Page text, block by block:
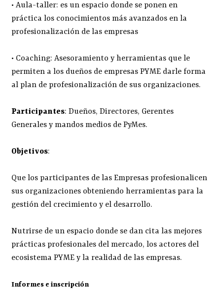
• Aula-taller: es un espacio donde se ponen en
práctica los conocimientos más avanzados en la
profesionalización de las empresas
• Coaching: Asesoramiento y herramientas que le
permiten a los dueños de empresas PYME darle forma
al plan de profesionalización de sus organizaciones.
Participantes: Dueños, Directores, Gerentes
Generales y mandos medios de PyMes.
Objetivos:
Que los participantes de las Empresas profesionalicen
sus organizaciones obteniendo herramientas para la
gestión del crecimiento y el desarrollo.
Nutrirse de un espacio donde se dan cita las mejores
prácticas profesionales del mercado, los actores del
ecosistema PYME y la realidad de las empresas.
Informes e inscripción